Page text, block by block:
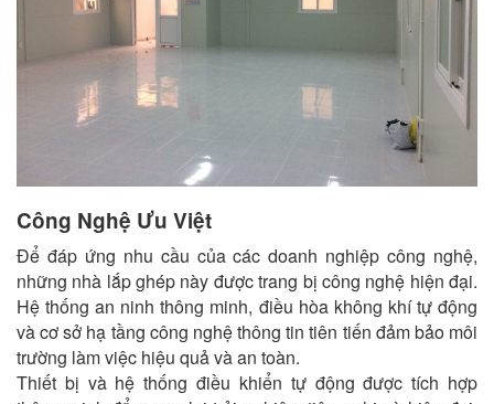
Công Nghệ Ưu Việt
Để đáp ứng nhu cầu của các doanh nghiệp công nghệ,
những nhà lắp ghép này được trang bị công nghệ hiện đại.
Hệ thống an ninh thông minh, điều hòa không khí tự động
và cơ sở hạ tầng công nghệ thông tin tiên tiến đảm bảo môi
trường làm việc hiệu quả và an toàn.
Thiết bị và hệ thống điều khiển tự động được tích hợp